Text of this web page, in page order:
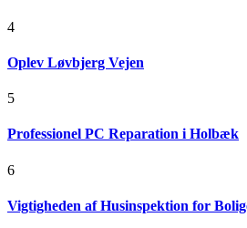
4
Oplev Løvbjerg Vejen
5
Professionel PC Reparation i Holbæk
6
Vigtigheden af Husinspektion for